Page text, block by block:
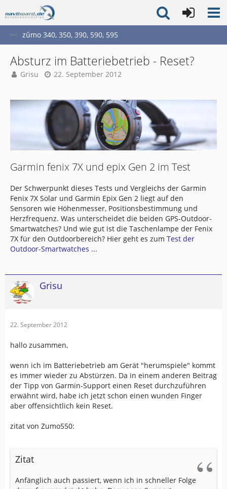
zûmo 340, 350, 390, 590, 595
Absturz im Batteriebetrieb - Reset?
Grisu 22. September 2012
Garmin fenix 7X und epix Gen 2 im Test
Der Schwerpunkt dieses Tests und Vergleichs der Garmin
Fenix 7X Solar und Garmin Epix Gen 2 liegt auf den
Sensoren wie Höhenmesser, Positionsbestimmung und
Herzfrequenz. Was unterscheidet die beiden GPS-Outdoor-
Smartwatches? Und wie gut ist die Taschenlampe der Fenix
7X für den Outdoorbereich? Hier geht es zum Test der
Outdoor-Smartwatches ...
Grisu
22. September 2012
hallo zusammen,
wenn ich im Batteriebetrieb am Gerät "herumspiele" kommt
es immer wieder zu Abstürzen. Da in einem anderen Beitrag
der Tipp von Garmin-Support einen Reset durchzuführen
erwähnt wird, habe ich jetzt schon einen wunden Finger
aber offensichtlich kein Reset.
zitat von Zumo550:
Zitat
Anfänglich auch passiert, wenn ich in schneller Folge